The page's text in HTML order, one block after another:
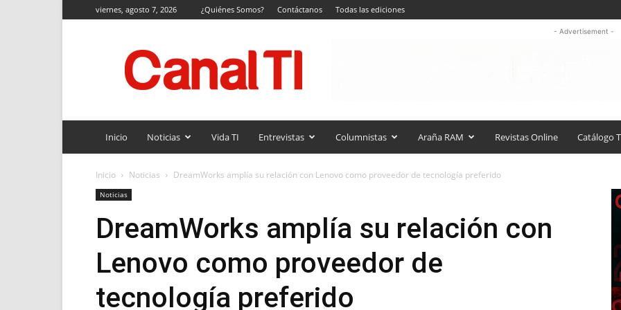
viernes, agosto 7, 2026 ¿Quiénes Somos? Contáctanos Todas las ediciones
TI
- Advertisement -
Inicio Noticias Vida TI Entrevistas Columnistas Araña RAM Revistas Online Catálogo
Inicio Noticias DreamWorks amplía su relación con Lenovo como proveedor de tecnología preferido
Noticias
DreamWorks amplía su relación con
Lenovo como proveedor de
tecnología preferido